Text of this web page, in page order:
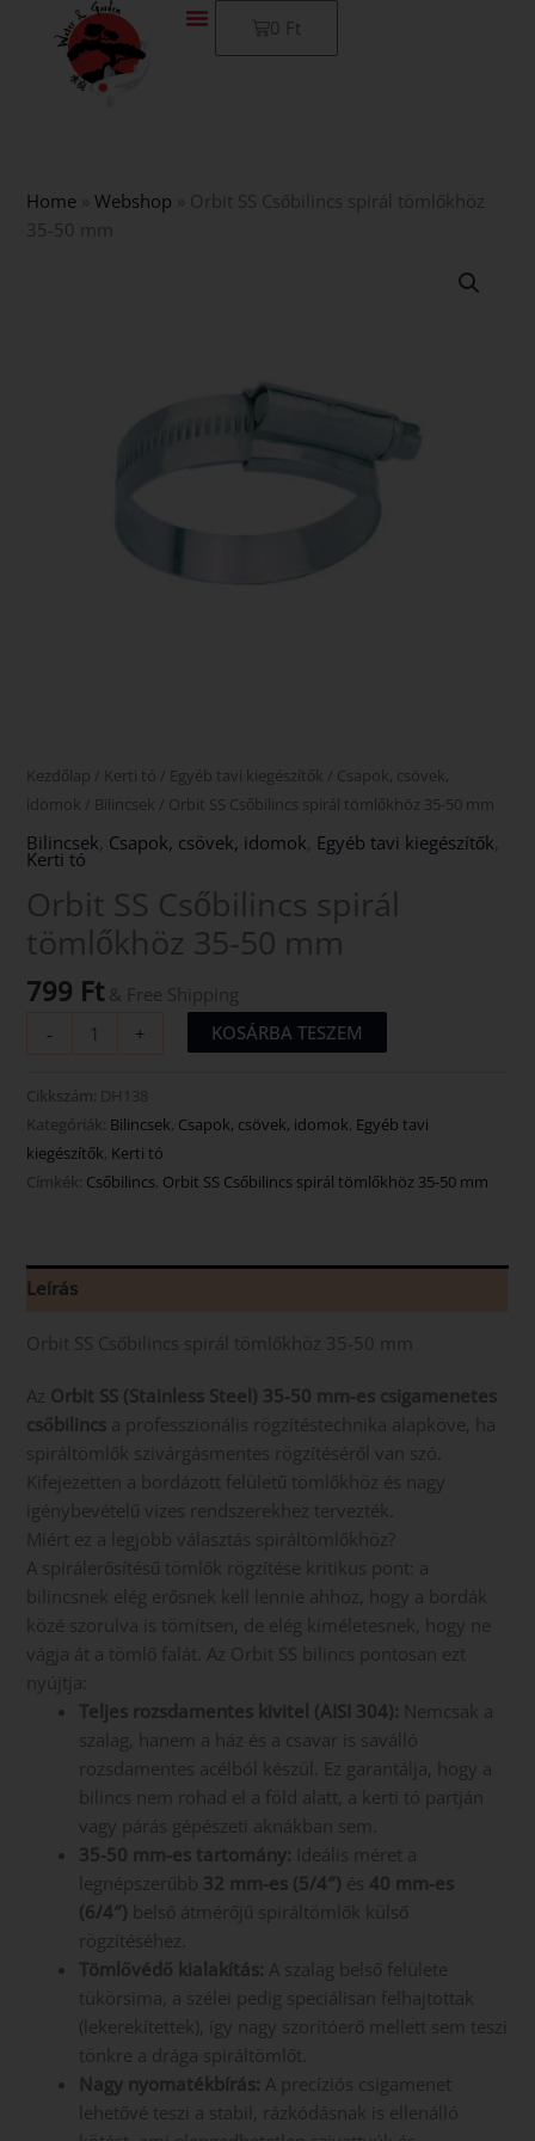
0 Ft
Kosár
Home »Webshop
Orbit SS Csőbilincs spirál tömlőkhöz
35-50 mm
Kezdőlap / Kerti tó / Egyéb tavi kiegészítők / Csapok, csövek,
idomok / Bilincsek / Orbit SS Csőbilincs spirál tömlőkhöz 35-50 mm
Bilincsek Csapok, csövek, idomok Egyéb tavi kiegészítők
Kerti tó
Orbit SS Csőbilincs spirál
tömlőkhöz 35-50 mm
799 Ft & Free Shipping
-
+ KOSÁRBA TESZEM
Cikkszám: DH138
Kategóriák: Bilincsek, Csapok, csövek, idomok, Egyéb tavi
kiegészítők, Kerti tó
Címkék: Csőbilincs, Orbit SS Csőbilincs spirál tömlőkhöz 35-50 mm
Leírás
Orbit SS Csőbilincs spirál tömlőkhöz 35-50 mm
Az Orbit SS (Stainless Steel) 35-50 mm-es csigamenetes
csőbilincs a professzionális rögzítéstechnika alapköve, ha
spiráltömlők szivárgásmentes rögzítéséről van szó.
Kifejezetten a bordázott felületű tömlőkhöz és nagy
igénybevételű vizes rendszerekhez tervezték.
Miért ez a legjobb választás spiráltömlőkhöz?
A spirálerősítésű tömlők rögzítése kritikus pont: a
bilincsnek elég erősnek kell lennie ahhoz, hogy a bordák
közé szorulva is tömítsen, de elég kíméletesnek, hogy ne
vágja át a tömlő falát. Az Orbit SS bilincs pontosan ezt
nyújtja:
Teljes rozsdamentes kivitel (AISI 304): Nemcsak a
szalag, hanem a ház és a csavar is saválló
rozsdamentes acélból készül. Ez garantálja, hogy a
bilincs nem rohad el a föld alatt, a kerti tó partján
vagy párás gépészeti aknákban sem.
35-50 mm-es tartomány: Ideális méret a
legnépszerűbb 32 mm-es (5/4″) és 40 mm-es
(6/4″) belső átmérőjű spiráltömlők külső
rögzítéséhez.
Tömlővédő kialakítás: A szalag belső felülete
tükörsima, a szélei pedig speciálisan felhajtottak
(lekerekítettek), így nagy szorítóerő mellett sem teszi
tönkre a drága spiráltömlőt.
Nagy nyomatékbírás: A precíziós csigamenet
lehetővé teszi a stabil, rázkódásnak is ellenálló